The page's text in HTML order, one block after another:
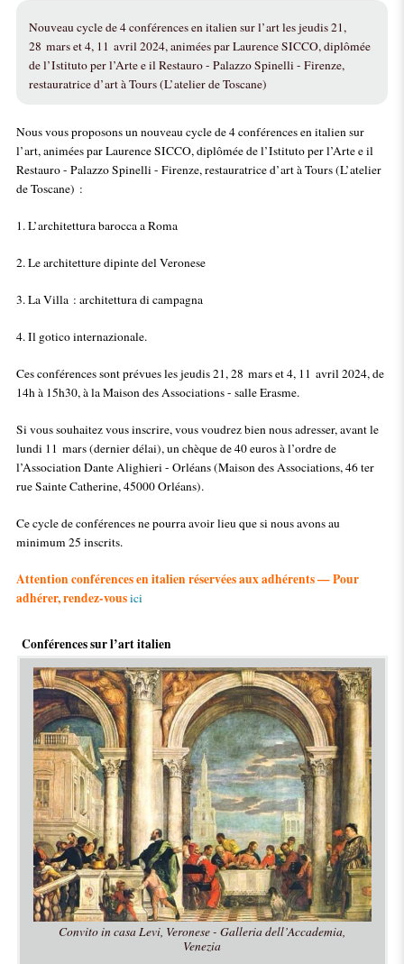
Nouveau cycle de 4 conférences en italien sur l’art les jeudis 21,
28 mars et 4, 11 avril 2024, animées par Laurence SICCO, diplômée
de l’Istituto per l’Arte e il Restauro - Palazzo Spinelli - Firenze,
restauratrice d’art à Tours (L’atelier de Toscane)
Nous vous proposons un nouveau cycle de 4 conférences en italien sur
l’art, animées par Laurence SICCO, diplômée de l’Istituto per l’Arte e il
Restauro - Palazzo Spinelli - Firenze, restauratrice d’art à Tours (L’atelier
de Toscane) :
1. L’architettura barocca a Roma
2. Le architetture dipinte del Veronese
3. La Villa : architettura di campagna
4. Il gotico internazionale.
Ces conférences sont prévues les jeudis 21, 28 mars et 4, 11 avril 2024, de
14h à 15h30, à la Maison des Associations - salle Erasme.
Si vous souhaitez vous inscrire, vous voudrez bien nous adresser, avant le
lundi 11 mars (dernier délai), un chèque de 40 euros à l’ordre de
l’Association Dante Alighieri - Orléans (Maison des Associations, 46 ter
rue Sainte Catherine, 45000 Orléans).
Ce cycle de conférences ne pourra avoir lieu que si nous avons au
minimum 25 inscrits.
Attention conférences en italien réservées aux adhérents — Pour
adhérer, rendez-vousici
Conférences sur l’art italien
Convito in casa Levi, Veronese - Galleria dell’Accademia,
Venezia